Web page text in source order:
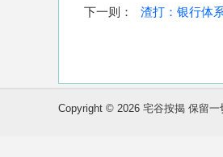
下一则： 渣打：银行体
Copyright © 2026 宅谷按揭 保留一